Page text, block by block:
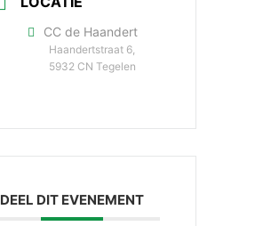
CC de Haandert
Haandertstraat 6,
5932 CN Tegelen
DEEL DIT EVENEMENT